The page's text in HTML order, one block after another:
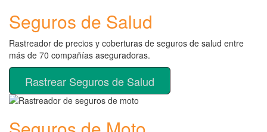
Seguros de Salud
Rastreador de precios y coberturas de seguros de salud entre
más de 70 compañías aseguradoras.
Rastrear Seguros de Salud